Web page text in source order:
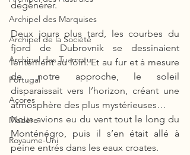
Archipel des Marquises
Archipel de la Société
Archipel des Tuamotu
Portugal
Açores
Madère
Royaume-Uni
dégénérer.
Deux jours plus tard, les courbes du
fjord de Dubrovnik se dessinaient
lentement au loin. Et au fur et à mesure
de notre approche, le soleil
disparaissait vers l’horizon, créant une
atmosphère des plus mystérieuses…
Nous avions eu du vent tout le long du
Monténégro, puis il s’en était allé à
peine entrés dans les eaux croates.